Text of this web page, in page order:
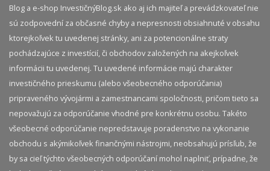
Blog a e-shop InvestičnýBlog.sk ako aj ich majiteľ a prevádzkovateľ nie
sú zodpovední za občasné chyby a nepresnosti obsiahnuté v obsahu
ktorejkoľvek tu uvedenej stránky, ani za potencionálne straty
pochádzajúce z investícií, či obchodov založených na akejkoľvek
informácii tu uvedenej. Tu uvedené informácie majú charakter
investičného prieskumu (alebo všeobecného odporúčania)
pripraveného vývojármi a zamestnancami spoločnosti, pričom tieto sa
nepovažujú za odporúčanie vhodné pre konkrétnu osobu. Takéto
všeobecné odporúčanie nepredstavuje poradenstvo na vykonanie
obchodu s akýmikoľvek finančnými nástrojmi, neobsahujú prísľub, že
by sa cieľ týchto všeobecných odporúčaní mohol naplniť, prípadne, že